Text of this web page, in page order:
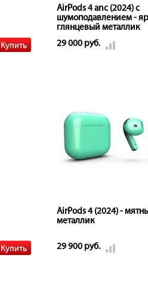
AirPods 4 anc (2024) с
шумоподавлением -
глянцевый металлик
29 000 руб.
AirPods 4 (2024) -
металлик
29 900 руб.